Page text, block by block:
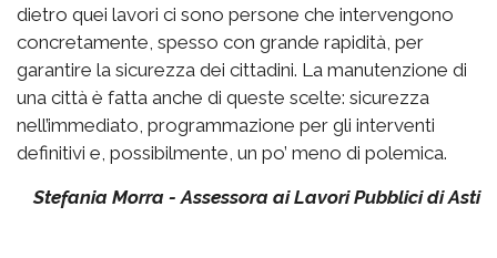
dietro quei lavori ci sono persone che intervengono
concretamente, spesso con grande rapidità, per
garantire la sicurezza dei cittadini. La manutenzione di
una città è fatta anche di queste scelte: sicurezza
nell’immediato, programmazione per gli interventi
definitivi e, possibilmente, un po’ meno di polemica.
Stefania Morra - Assessora ai Lavori Pubblici di Asti